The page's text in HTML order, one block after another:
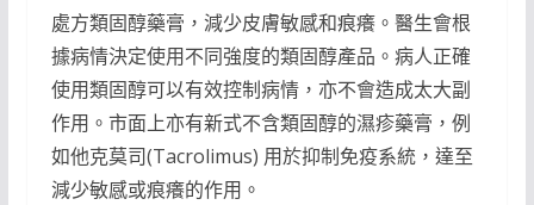
處方類固醇藥膏，減少皮膚敏感和痕癢。醫生會根
據病情決定使用不同強度的類固醇產品。病人正確
使用類固醇可以有效控制病情，亦不會造成太大副
作用。市面上亦有新式不含類固醇的濕疹藥膏，例
如他克莫司(Tacrolimus) 用於抑制免疫系統，達至
減少敏感或痕癢的作用。